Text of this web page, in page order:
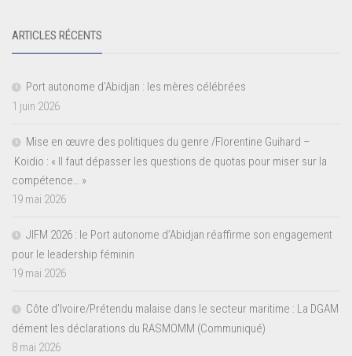
ARTICLES RÉCENTS
Port autonome d’Abidjan : les mères célébrées
1 juin 2026
Mise en œuvre des politiques du genre /Florentine Guihard –
Koidio : « Il faut dépasser les questions de quotas pour miser sur la
compétence… »
19 mai 2026
JIFM 2026 : le Port autonome d’Abidjan réaffirme son engagement
pour le leadership féminin
19 mai 2026
Côte d’Ivoire/Prétendu malaise dans le secteur maritime : La DGAM
dément les déclarations du RASMOMM (Communiqué)
8 mai 2026